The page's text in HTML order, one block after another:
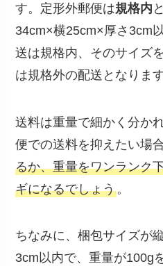
す。定形外郵便は規格内 と
34cm×横25cm×厚さ3cm
送は規格内、そのサイズ
は規格外の配送となります
送料は重量で細かく分か
便での送料を抑えたい場
るか、重量をワンランク
ギになるでしょう。
ちなみに、梱包サイズが
3cm以内で、重量が100g